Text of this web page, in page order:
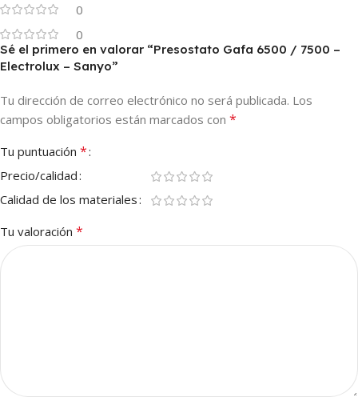
0
0
Sé el primero en valorar “Presostato Gafa 6500 / 7500 –
Electrolux – Sanyo”
Tu dirección de correo electrónico no será publicada. Los
campos obligatorios están marcados con *
Tu puntuación *
Precio/calidad
Calidad de los materiales
Tu valoración *